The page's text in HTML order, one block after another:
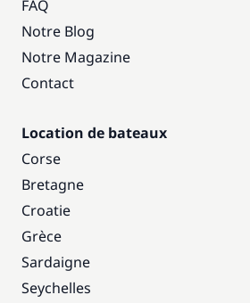
FAQ
Notre Blog
Notre Magazine
Contact
Location de bateaux
Corse
Bretagne
Croatie
Grèce
Sardaigne
Seychelles